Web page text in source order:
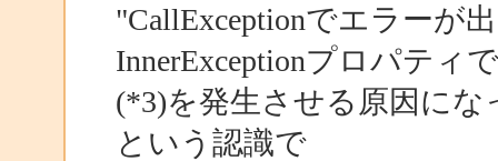
"CallExceptionでエラーが
InnerExceptionプロパティで
(*3)を発生させる原因に
という認識で